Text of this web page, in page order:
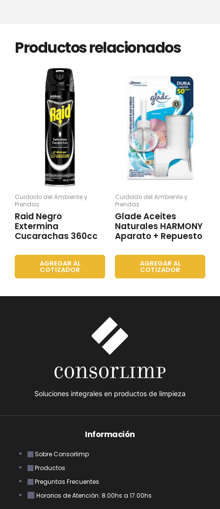
Productos relacionados
Cuidado del Ambiente y
Prendas
Raid Negro
Extermina
Cucarachas 360cc
AGREGAR AL
COTIZADOR
Cuidado del Ambiente y
Prendas
Glade Aceites
Naturales HARMONY
Aparato + Repuesto
AGREGAR AL
COTIZADOR
Soluciones integrales en productos de limpieza
Información
Sobre Consorlimp
Productos
Preguntas Frecuentes
Horarios de Atención: 8.00hs a 17.00hs